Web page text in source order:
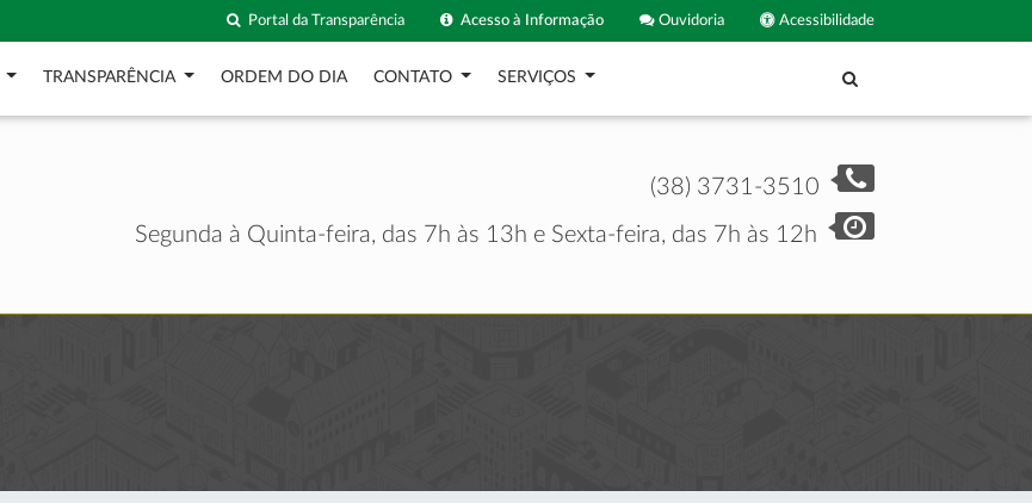
Acessibilidade
Ouvidoria
Acesso à Informação
Portal da Transparência
TRANSPARÊNCIA ORDEM DO DIA CONTATO SERVIÇOS
(38) 3731-3510
Segunda à Quinta-feira, das 7h às 13h e Sexta-feira, das 7h às 12h